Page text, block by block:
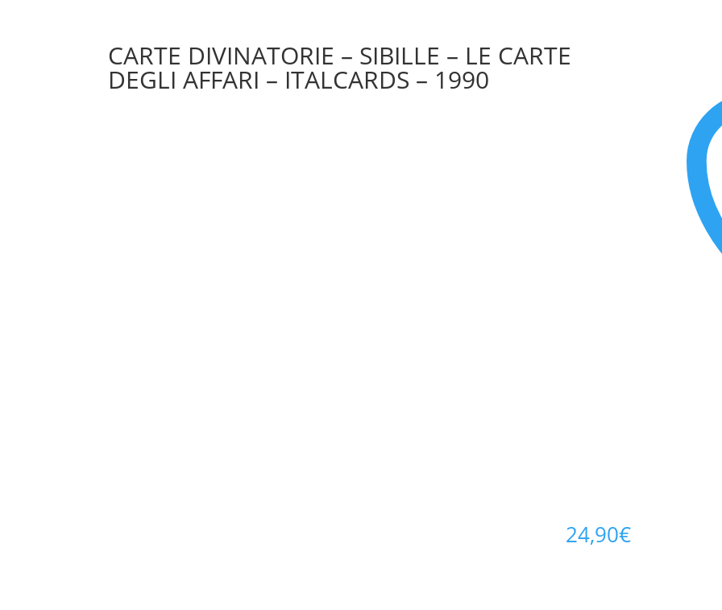
CARTE DIVINATORIE – SIBILLE – LE CARTE
DEGLI AFFARI – ITALCARDS – 1990
24,90€